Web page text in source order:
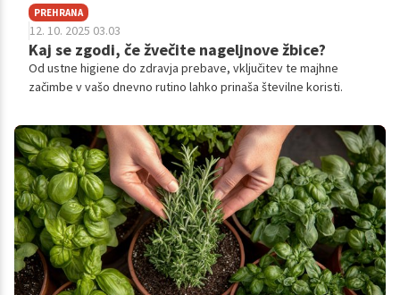
PREHRANA
12. 10. 2025 03.03
Kaj se zgodi, če žvečite nageljnove žbice?
Od ustne higiene do zdravja prebave, vključitev te majhne
začimbe v vašo dnevno rutino lahko prinaša številne koristi.